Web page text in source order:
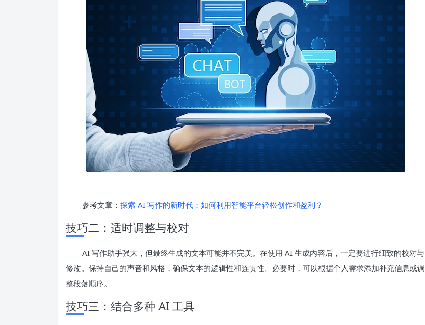
参考文章： 探索 AI 写作的新时代：如何利用智能平台轻松创作和盈利？
技巧二：适时调整与校对
AI 写作助手强大，但最终生成的文本可能并不完美。在使用 AI 生成内容后，一定要进行细致的校对与
修改。保持自己的声音和风格，确保文本的逻辑性和连贯性。必要时，可以根据个人需求添加补充信息或调
整段落顺序。
技巧三：结合多种 AI 工具